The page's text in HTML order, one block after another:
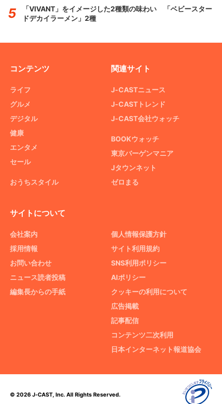
「VIVANT」をイメージした2種類の味わい 「ベビースター
ドデカイラーメン」2種
コンテンツ
ライフ
グルメ
デジタル
健康
エンタメ
セール
おうちスタイル
関連サイト
J-CASTニュース
J-CASTトレンド
J-CAST会社ウォッチ
BOOKウォッチ
東京バーゲンマニア
Jタウンネット
ゼロまる
サイトについて
会社案内
採用情報
お問い合わせ
ニュース読者投稿
編集長からの手紙
個人情報保護方針
サイト利用規約
SNS利用ポリシー
AIポリシー
クッキーの利用について
広告掲載
記事配信
コンテンツ二次利用
日本インターネット報道協会
© 2026 J-CAST, Inc. All Rights Reserved.